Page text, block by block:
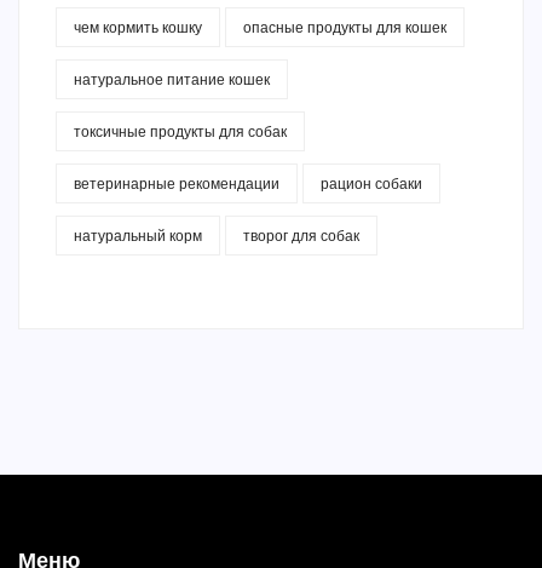
чем кормить кошку опасные продукты для кошек
натуральное питание кошек
токсичные продукты для собак
ветеринарные рекомендации рацион собаки
натуральный корм творог для собак
Меню